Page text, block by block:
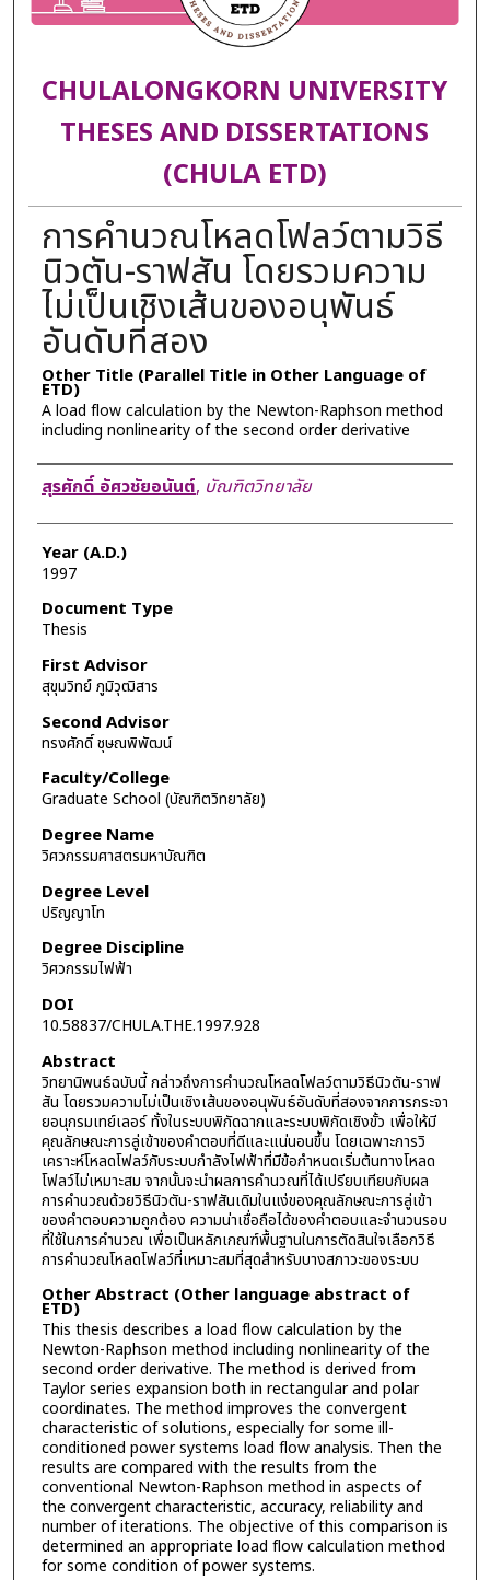
CHULALONGKORN UNIVERSITY
THESES AND DISSERTATIONS
(CHULA ETD)
การคำนวณโหลดโฟลว์ตามวิธี
นิวตัน-ราฟสัน โดยรวมความ
ไม่เป็นเชิงเส้นของอนุพันธ์
อันดับที่สอง
Other Title (Parallel Title in Other Language of
ETD)
A load flow calculation by the Newton-Raphson method
including nonlinearity of the second order derivative
Author
สุรศักดิ์ อัศวชัยอนันต์, บัณฑิตวิทยาลัย
Year (A.D.)
1997
Document Type
Thesis
First Advisor
สุขุมวิทย์ ภูมิวุฒิสาร
Second Advisor
ทรงศักดิ์ ชุษณพิพัฒน์
Faculty/College
Graduate School (บัณฑิตวิทยาลัย)
Degree Name
วิศวกรรมศาสตรมหาบัณฑิต
Degree Level
ปริญญาโท
Degree Discipline
วิศวกรรมไฟฟ้า
DOI
10.58837/CHULA.THE.1997.928
Abstract
วิทยานิพนธ์ฉบับนี้ กล่าวถึงการคำนวณโหลดโฟลว์ตามวิธีนิวตัน-ราฟ
สัน โดยรวมความไม่เป็นเชิงเส้นของอนุพันธ์อันดับที่สองจากการกระจา
ยอนุกรมเทย์เลอร์ ทั้งในระบบพิกัดฉากและระบบพิกัดเชิงขั้ว เพื่อให้มี
คุณลักษณะการลู่เข้าของคำตอบที่ดีและแน่นอนขึ้น โดยเฉพาะการวิ
เคราะห์โหลดโฟลว์กับระบบกำลังไฟฟ้าที่มีข้อกำหนดเริ่มต้นทางโหลด
โฟลว์ไม่เหมาะสม จากนั้นจะนำผลการคำนวณที่ได้เปรียบเทียบกับผล
การคำนวณด้วยวิธีนิวตัน-ราฟสันเดิมในแง่ของคุณลักษณะการลู่เข้า
ของคำตอบความถูกต้อง ความน่าเชื่อถือได้ของคำตอบและจำนวนรอบ
ที่ใช้ในการคำนวณ เพื่อเป็นหลักเกณฑ์พื้นฐานในการตัดสินใจเลือกวิธี
การคำนวณโหลดโฟลว์ที่เหมาะสมที่สุดสำหรับบางสภาวะของระบบ
Other Abstract (Other language abstract of
ETD)
This thesis describes a load flow calculation by the
Newton-Raphson method including nonlinearity of the
second order derivative. The method is derived from
Taylor series expansion both in rectangular and polar
coordinates. The method improves the convergent
characteristic of solutions, especially for some ill-
conditioned power systems load flow analysis. Then the
results are compared with the results from the
conventional Newton-Raphson method in aspects of
the convergent characteristic, accuracy, reliability and
number of iterations. The objective of this comparison is
determined an appropriate load flow calculation method
for some condition of power systems.